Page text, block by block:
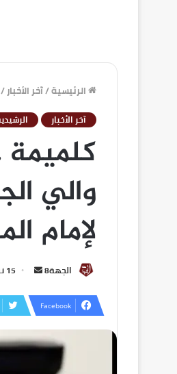
الرئيسية/آخر الأخبار/
آخر الأخبار
والي
لإمام
الجهة8 15 نونبر، 2024
Facebook